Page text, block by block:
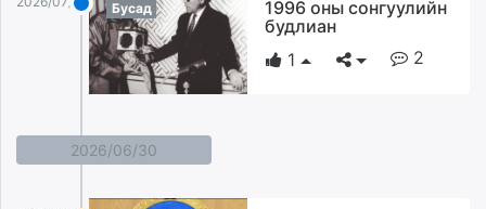
Бусад
1996 оны сонгуулийн
будлиан
1
2
2026/06/30